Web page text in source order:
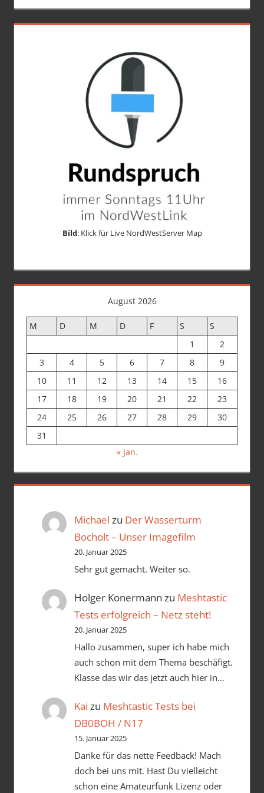
Bild: Klick für Live NordWestServer Map
August 2026
M D M D F S
S
1
2
3
4 5 6 7 8
9
10
11 12 13 14 15
16
17
18 19 20 21 22
23
24
25 26 27 28 29
30
31
« Jan.
Michael zu Der Wasserturm
Bocholt – Unser Imagefilm
20. Januar 2025
Sehr gut gemacht. Weiter so.
Holger Konermann zu Meshtastic
Tests erfolgreich – Netz steht!
20. Januar 2025
Hallo zusammen, super ich habe mich
auch schon mit dem Thema beschäfigt.
Klasse das wir das jetzt auch hier in…
Kai zu Meshtastic Tests bei
DB0BOH / N17
15. Januar 2025
Danke für das nette Feedback! Mach
doch bei uns mit. Hast Du vielleicht
schon eine Amateurfunk Lizenz oder